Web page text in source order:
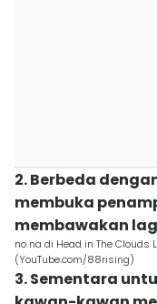
2. Berbeda
membuka
membawakan
no na di Head in The Clouds
(YouTube.com/88rising)
3. Sementara